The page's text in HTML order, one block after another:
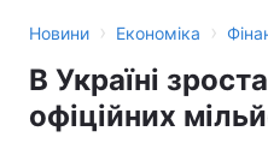
Новини › Економіка ›
В Україні
офіційних